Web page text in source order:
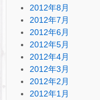
2012年8月
2012年7月
2012年6月
2012年5月
2012年4月
2012年3月
2012年2月
2012年1月